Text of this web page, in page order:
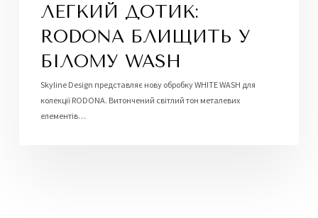
ЛЕГКИЙ ДОТИК:
RODONA БЛИЩИТЬ У
БІЛОМУ WASH
Skyline Design представляє нову обробку WHITE WASH для
колекції RODONA. Витончений світлий тон металевих
елементів…